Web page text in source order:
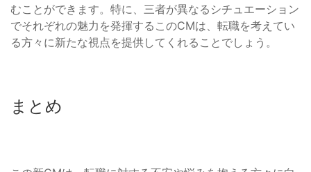
むことができます。特に、三者が異なるシチュエーション
でそれぞれの魅力を発揮するこのCMは、転職を考えてい
る方々に新たな視点を提供してくれることでしょう。
まとめ